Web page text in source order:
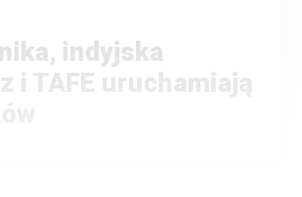
indyjska
i TAFE uruchamiają